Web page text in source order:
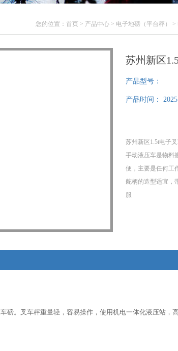
您的位置： 首页 > 产品中心 > 电子地磅（平台秤） >
苏州新区
产品型号：
产品时间：
苏州新区1.5t电子叉
手动液压车是物料
便，主要是任何工
舵柄的造型适宜，
服
。叉车秤重量轻，容易操作，使用机电一体化液压站，